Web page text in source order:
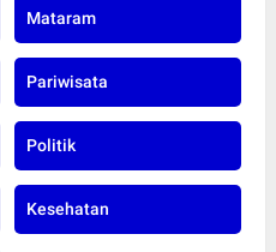
Mataram
Pariwisata
Politik
Kesehatan